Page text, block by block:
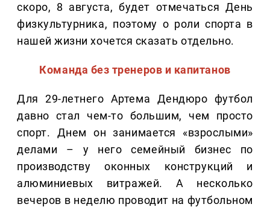
скоро, 8 августа, будет отмечаться День
физкультурника, поэтому о роли спорта в
нашей жизни хочется сказать отдельно.
Команда без тренеров и капитанов
Для 29-летнего Артема Дендюро футбол
давно стал чем-то большим, чем просто
спорт. Днем он занимается «взрослыми»
делами – у него семейный бизнес по
производству оконных конструкций и
алюминиевых витражей. А несколько
вечеров в неделю проводит на футбольном